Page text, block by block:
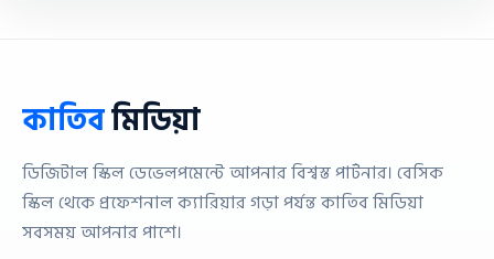
কাতিবমিডিয়া
ডিজিটাল স্কিল ডেভেলপমেন্টে আপনার বিশ্বস্ত পার্টনার। বেসিক
স্কিল থেকে প্রফেশনাল ক্যারিয়ার গড়া পর্যন্ত কাতিব মিডিয়া
সবসময় আপনার পাশে।